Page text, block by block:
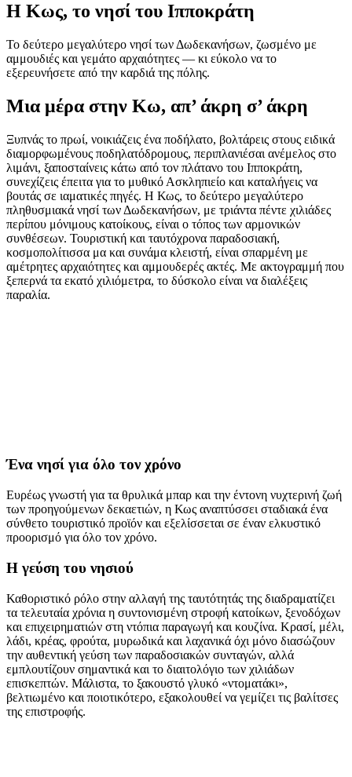
Η Κως, το νησί του Ιπποκράτη
Το δεύτερο μεγαλύτερο νησί των Δωδεκανήσων, ζωσμένο με
αμμουδιές και γεμάτο αρχαιότητες — κι εύκολο να το
εξερευνήσετε από την καρδιά της πόλης.
Μια μέρα στην Κω, απ’ άκρη σ’ άκρη
Ξυπνάς το πρωί, νοικιάζεις ένα ποδήλατο, βολτάρεις στους ειδικά
διαμορφωμένους ποδηλατόδρομους, περιπλανιέσαι ανέμελος στο
λιμάνι, ξαποσταίνεις κάτω από τον πλάτανο του Ιπποκράτη,
συνεχίζεις έπειτα για το μυθικό Ασκληπιείο και καταλήγεις να
βουτάς σε ιαματικές πηγές. Η Κως, το δεύτερο μεγαλύτερο
πληθυσμιακά νησί των Δωδεκανήσων, με τριάντα πέντε χιλιάδες
περίπου μόνιμους κατοίκους, είναι ο τόπος των αρμονικών
συνθέσεων. Τουριστική και ταυτόχρονα παραδοσιακή,
κοσμοπολίτισσα μα και συνάμα κλειστή, είναι σπαρμένη με
αμέτρητες αρχαιότητες και αμμουδερές ακτές. Με ακτογραμμή που
ξεπερνά τα εκατό χιλιόμετρα, το δύσκολο είναι να διαλέξεις
παραλία.
Ένα νησί για όλο τον χρόνο
Ευρέως γνωστή για τα θρυλικά μπαρ και την έντονη νυχτερινή ζωή
των προηγούμενων δεκαετιών, η Κως αναπτύσσει σταδιακά ένα
σύνθετο τουριστικό προϊόν και εξελίσσεται σε έναν ελκυστικό
προορισμό για όλο τον χρόνο.
Η γεύση του νησιού
Καθοριστικό ρόλο στην αλλαγή της ταυτότητάς της διαδραματίζει
τα τελευταία χρόνια η συντονισμένη στροφή κατοίκων, ξενοδόχων
και επιχειρηματιών στη ντόπια παραγωγή και κουζίνα. Κρασί, μέλι,
λάδι, κρέας, φρούτα, μυρωδικά και λαχανικά όχι μόνο διασώζουν
την αυθεντική γεύση των παραδοσιακών συνταγών, αλλά
εμπλουτίζουν σημαντικά και το διαιτολόγιο των χιλιάδων
επισκεπτών. Μάλιστα, το ξακουστό γλυκό «ντοματάκι»,
βελτιωμένο και ποιοτικότερο, εξακολουθεί να γεμίζει τις βαλίτσες
της επιστροφής.